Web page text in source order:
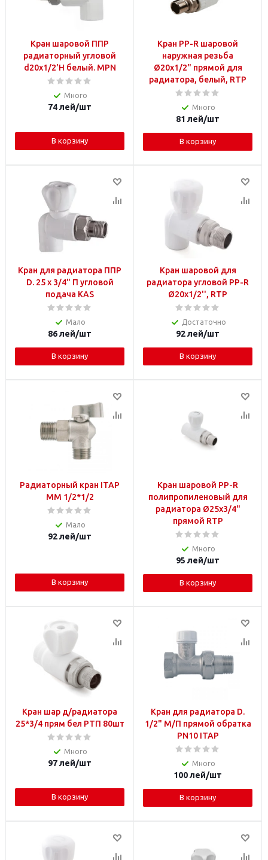
Кран шаровой ППР
радиаторный угловой
d20х1/2'Н белый. MPN
Много
74лей/шт
В корзину
Кран PP-R шаровой
наружная резьба
Ø20х1/2" прямой для
радиатора, белый, RTP
Много
81 лей/шт
В корзину
Кран для радиатора ППР
D. 25 x 3/4" П угловой
подача KAS
Мало
86лей/шт
В корзину
Кран шаровой для
радиатора угловой PP-R
Ø20x1/2'', RTP
Достаточно
92лей/шт
В корзину
Радиаторный кран ITAP
MM 1/2*1/2
Мало
92лей/шт
В корзину
Кран шаровой PP-R
полипропиленовый для
радиатора Ø25х3/4"
прямой RTP
Много
95 лей/шт
В корзину
Кран шар д/радиатора
25*3/4 прям бел РТП 80шт
Много
97лей/шт
В корзину
Кран для радиатора D.
1/2" М/П прямой обратка
PN10 ITAP
Много
100лей/шт
В корзину